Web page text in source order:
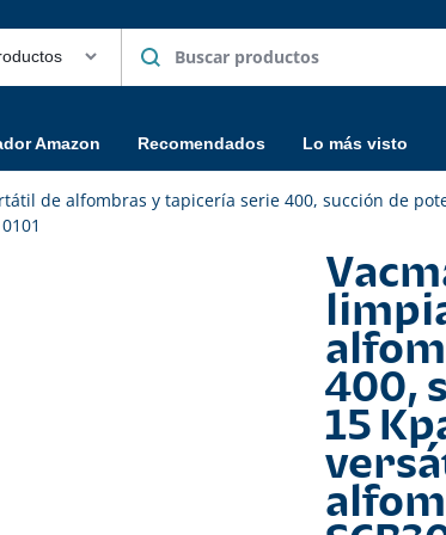
Amazon Recomendados Lo más visto
de alfombras y tapicería serie 400, succión de
400,
15